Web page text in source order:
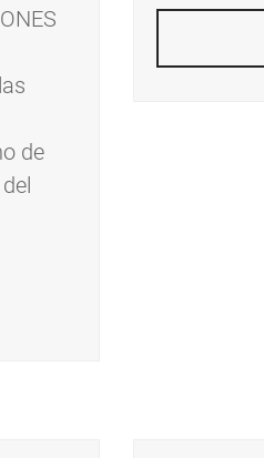
de